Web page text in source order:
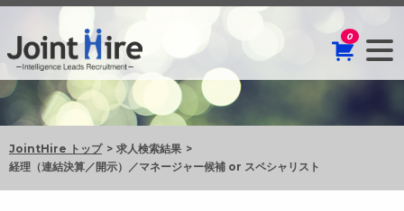
0
JointHire トップ
求人検索結果
経理（連結決算／開示）／マネージャー候補 or スペシャリスト